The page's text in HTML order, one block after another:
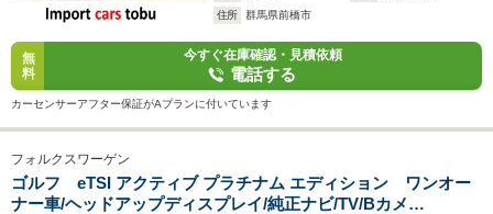
住所
群馬県前橋市
無
料
今すぐ在庫確認・見積依頼
電話する
カーセンサーアフター保証がAプランに付いています
フォルクスワーゲン
ゴルフ eTSI アクティブ プラチナム エディション ワンオー
ナー車/ヘッドアップディスプレイ/純正ナビ/TV/Bカメ